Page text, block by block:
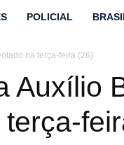
POLICIAL
na terça-feira (26)
Auxílio